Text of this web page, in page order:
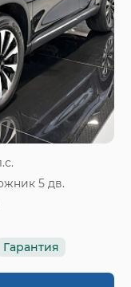
5 дв.
Гарантия